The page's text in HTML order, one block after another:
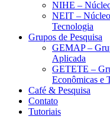
NIHE –
NEIT –
Tecnologia
Grupos de Pesquisa
GEMAP –
Aplicada
GETETE –
Econômicas e
Café & Pesquisa
Contato
Tutoriais